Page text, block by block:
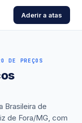
Aderir a atas
DE PREÇOS
Brasileira de
de Fora/MG, com